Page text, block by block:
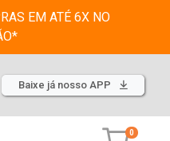
EM ATÉ 6X NO
Baixe já nosso APP
0